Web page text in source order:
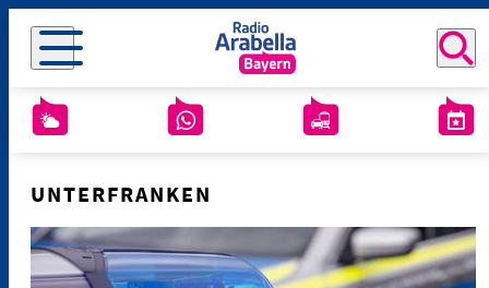
UNTERFRANKEN